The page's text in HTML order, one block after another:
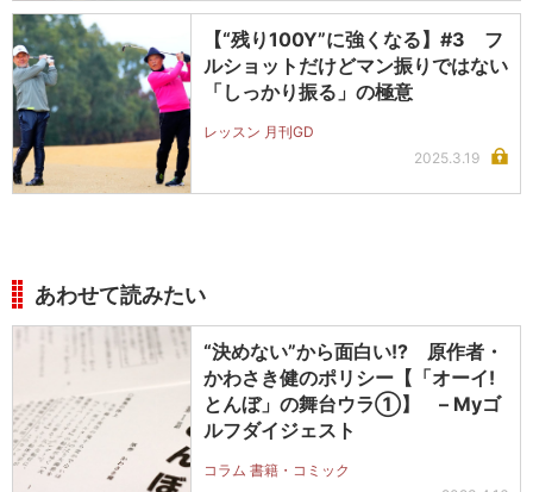
【“残り100Y”に強くなる】#3 フ
ルショットだけどマン振りではない
「しっかり振る」の極意
レッスン 月刊GD
2025.3.19
あわせて読みたい
“決めない”から面白い!? 原作者・
かわさき健のポリシー【「オーイ!
とんぼ」の舞台ウラ①】 – Myゴ
ルフダイジェスト
コラム 書籍・コミック